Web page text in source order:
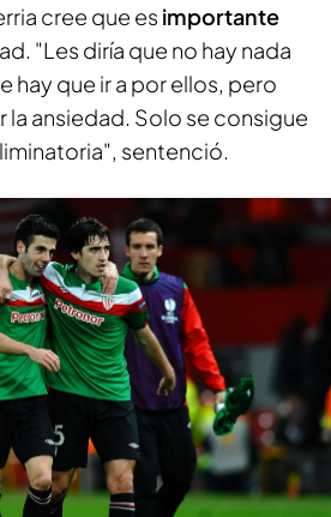
cree que es importante
"Les diría que no hay nada
hay que ir a por ellos, pero
ansiedad. Solo se consigue
sentenció.